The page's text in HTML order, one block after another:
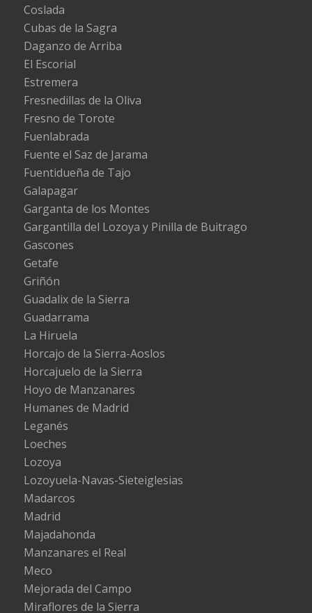
Coslada
Cubas de la Sagra
Daganzo de Arriba
El Escorial
Estremera
Fresnedillas de la Oliva
Fresno de Torote
Fuenlabrada
Fuente el Saz de Jarama
Fuentidueña de Tajo
Galapagar
Garganta de los Montes
Gargantilla del Lozoya y Pinilla de Buitrago
Gascones
Getafe
Griñón
Guadalix de la Sierra
Guadarrama
La Hiruela
Horcajo de la Sierra-Aoslos
Horcajuelo de la Sierra
Hoyo de Manzanares
Humanes de Madrid
Leganés
Loeches
Lozoya
Lozoyuela-Navas-Sieteiglesias
Madarcos
Madrid
Majadahonda
Manzanares el Real
Meco
Mejorada del Campo
Miraflores de la Sierra